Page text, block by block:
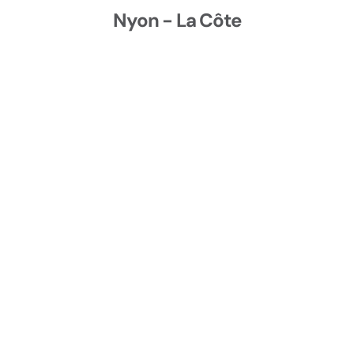
Circuler dans un trafic simple en appliquant les
Nyon - La Côte